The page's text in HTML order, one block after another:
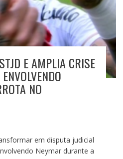
E AMPLIA CRISE
NO
em disputa judicial
Neymar durante a